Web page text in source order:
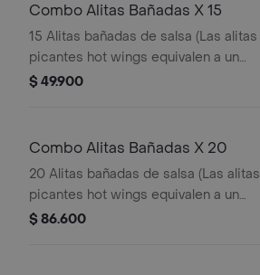
Combo Alitas Bañadas X 15
15 Alitas bañadas de salsa (Las alitas
picantes hot wings equivalen a un
trozo de ala) + 2 Papa Pequeña + 2
$ 49.900
Combo Alitas Bañadas X 20
20 Alitas bañadas de salsa (Las alitas
picantes hot wings equivalen a un
trozo de ala) + 3 Papa Pequeña + 1
$ 86.600